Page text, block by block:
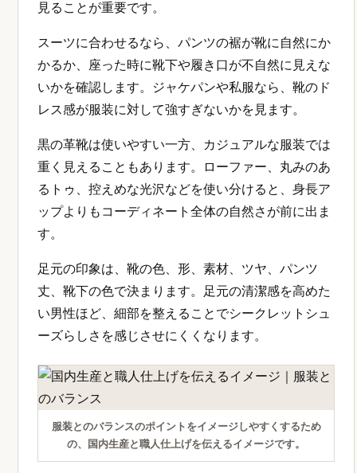
見ることが重要です。
スーツに合わせるなら、パンツの裾が靴に自然にか
かるか、座った時に靴下や履き口が不自然に見えな
いかを確認します。ジャケパンや私服なら、靴のド
レス感が服装に対して強すぎないかを見ます。
黒の革靴は使いやすい一方、カジュアルな服装では
重く見えることもあります。ローファー、丸みのあ
るトゥ、控えめな光沢などを使い分けると、身長ア
ップよりもコーディネート全体の自然さが前に出ま
す。
足元の印象は、靴の色、形、素材、ツヤ、パンツ
丈、靴下の色で決まります。足元の清潔感を高めた
い男性ほど、細部を整えることでシークレットシュ
ーズらしさを感じさせにくくなります。
服装とのバランスのポイントをイメージしやすくするため
の、国内生産と職人仕上げを伝えるイメージです。